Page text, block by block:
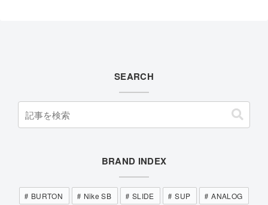
SEARCH
BRAND INDEX
BURTON Nike SB SLIDE SUP
ANALOG